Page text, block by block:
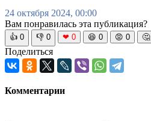
24 октября 2024, 00:00
Вам понравилась эта публикация?
👍 0 👎 0 ❤ 0 😆 0 😡 0 🤔
Поделиться
Комментарии